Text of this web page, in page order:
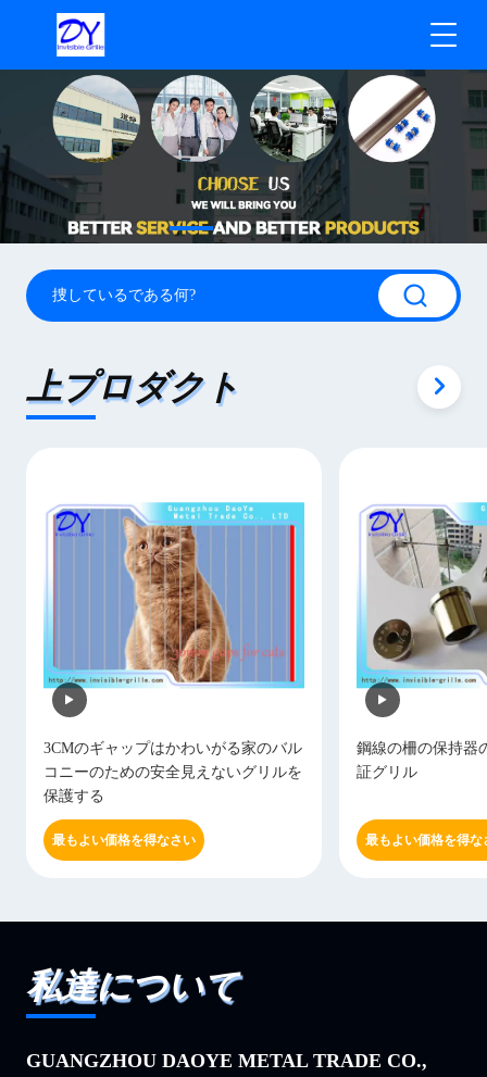
上プロダクト
3CMのギャップはかわいがる家のバル
コニーのための安全見えないグリルを
保護する
最もよい価格を得なさい
鋼線の柵の保持器
証グリル
最もよい価格を得な
私達について
GUANGZHOU DAOYE METAL TRADE CO.,